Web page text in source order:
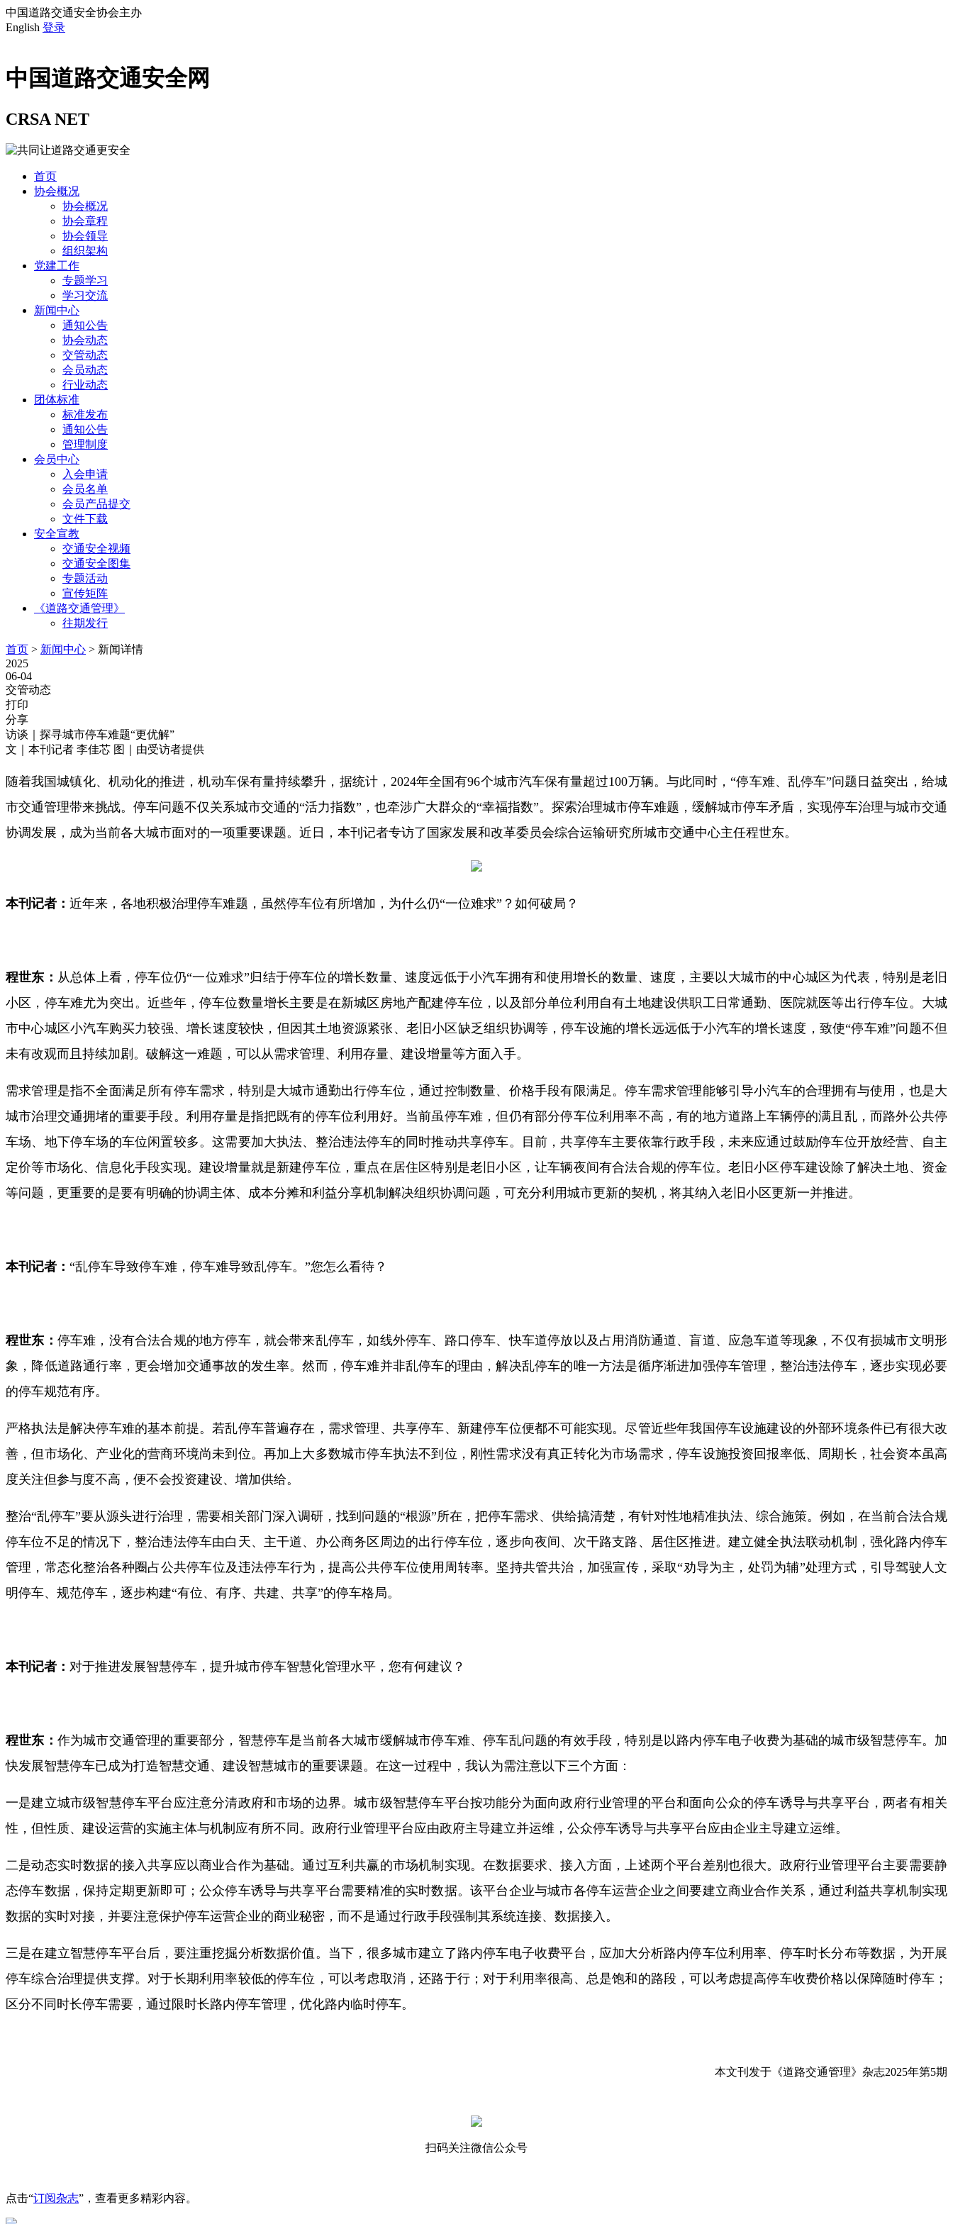
中国道路交通安全协会主办
English 登录
中国道路交通安全网
CRSA NET
首页
协会概况
协会概况
协会章程
协会领导
组织架构
党建工作
专题学习
学习交流
新闻中心
通知公告
协会动态
交管动态
会员动态
行业动态
团体标准
标准发布
通知公告
管理制度
会员中心
入会申请
会员名单
会员产品提交
文件下载
安全宣教
交通安全视频
交通安全图集
专题活动
宣传矩阵
《道路交通管理》
往期发行
首页 > 新闻中心 > 新闻详情
2025
06-04
交管动态
打印
分享
访谈｜探寻城市停车难题“更优解”
文｜本刊记者 李佳芯 图｜由受访者提供
随着我国城镇化、机动化的推进，机动车保有量持续攀升，据统计，2024年全国有96个城市汽车保有量超过100万辆。与此同时，“停车难、乱停车”问题日益突出，给城
市交通管理带来挑战。停车问题不仅关系城市交通的“活力指数”，也牵涉广大群众的“幸福指数”。探索治理城市停车难题，缓解城市停车矛盾，实现停车治理与城市交通
协调发展，成为当前各大城市面对的一项重要课题。近日，本刊记者专访了国家发展和改革委员会综合运输研究所城市交通中心主任程世东。
本刊记者： 近年来，各地积极治理停车难题，虽然停车位有所增加，为什么仍“一位难求”？如何破局？
程世东： 从总体上看，停车位仍“一位难求”归结于停车位的增长数量、速度远低于小汽车拥有和使用增长的数量、速度，主要以大城市的中心城区为代表，特别是老旧
小区，停车难尤为突出。近些年，停车位数量增长主要是在新城区房地产配建停车位，以及部分单位利用自有土地建设供职工日常通勤、医院就医等出行停车位。大城
市中心城区小汽车购买力较强、增长速度较快，但因其土地资源紧张、老旧小区缺乏组织协调等，停车设施的增长远远低于小汽车的增长速度，致使“停车难”问题不但
未有改观而且持续加剧。破解这一难题，可以从需求管理、利用存量、建设增量等方面入手。
需求管理是指不全面满足所有停车需求，特别是大城市通勤出行停车位，通过控制数量、价格手段有限满足。停车需求管理能够引导小汽车的合理拥有与使用，也是大
城市治理交通拥堵的重要手段。利用存量是指把既有的停车位利用好。当前虽停车难，但仍有部分停车位利用率不高，有的地方道路上车辆停的满且乱，而路外公共停
车场、地下停车场的车位闲置较多。这需要加大执法、整治违法停车的同时推动共享停车。目前，共享停车主要依靠行政手段，未来应通过鼓励停车位开放经营、自主
定价等市场化、信息化手段实现。建设增量就是新建停车位，重点在居住区特别是老旧小区，让车辆夜间有合法合规的停车位。老旧小区停车建设除了解决土地、资金
等问题，更重要的是要有明确的协调主体、成本分摊和利益分享机制解决组织协调问题，可充分利用城市更新的契机，将其纳入老旧小区更新一并推进。
本刊记者： “乱停车导致停车难，停车难导致乱停车。”您怎么看待？
程世东： 停车难，没有合法合规的地方停车，就会带来乱停车，如线外停车、路口停车、快车道停放以及占用消防通道、盲道、应急车道等现象，不仅有损城市文明形
象，降低道路通行率，更会增加交通事故的发生率。然而，停车难并非乱停车的理由，解决乱停车的唯一方法是循序渐进加强停车管理，整治违法停车，逐步实现必要
的停车规范有序。
严格执法是解决停车难的基本前提。若乱停车普遍存在，需求管理、共享停车、新建停车位便都不可能实现。尽管近些年我国停车设施建设的外部环境条件已有很大改
善，但市场化、产业化的营商环境尚未到位。再加上大多数城市停车执法不到位，刚性需求没有真正转化为市场需求，停车设施投资回报率低、周期长，社会资本虽高
度关注但参与度不高，便不会投资建设、增加供给。
整治“乱停车”要从源头进行治理，需要相关部门深入调研，找到问题的“根源”所在，把停车需求、供给搞清楚，有针对性地精准执法、综合施策。例如，在当前合法合规
停车位不足的情况下，整治违法停车由白天、主干道、办公商务区周边的出行停车位，逐步向夜间、次干路支路、居住区推进。建立健全执法联动机制，强化路内停车
管理，常态化整治各种圈占公共停车位及违法停车行为，提高公共停车位使用周转率。坚持共管共治，加强宣传，采取“劝导为主，处罚为辅”处理方式，引导驾驶人文
明停车、规范停车，逐步构建“有位、有序、共建、共享”的停车格局。
本刊记者： 对于推进发展智慧停车，提升城市停车智慧化管理水平，您有何建议？
程世东： 作为城市交通管理的重要部分，智慧停车是当前各大城市缓解城市停车难、停车乱问题的有效手段，特别是以路内停车电子收费为基础的城市级智慧停车。加
快发展智慧停车已成为打造智慧交通、建设智慧城市的重要课题。在这一过程中，我认为需注意以下三个方面：
一是建立城市级智慧停车平台应注意分清政府和市场的边界。城市级智慧停车平台按功能分为面向政府行业管理的平台和面向公众的停车诱导与共享平台，两者有相关
性，但性质、建设运营的实施主体与机制应有所不同。政府行业管理平台应由政府主导建立并运维，公众停车诱导与共享平台应由企业主导建立运维。
二是动态实时数据的接入共享应以商业合作为基础。通过互利共赢的市场机制实现。在数据要求、接入方面，上述两个平台差别也很大。政府行业管理平台主要需要静
态停车数据，保持定期更新即可；公众停车诱导与共享平台需要精准的实时数据。该平台企业与城市各停车运营企业之间要建立商业合作关系，通过利益共享机制实现
数据的实时对接，并要注意保护停车运营企业的商业秘密，而不是通过行政手段强制其系统连接、数据接入。
三是在建立智慧停车平台后，要注重挖掘分析数据价值。当下，很多城市建立了路内停车电子收费平台，应加大分析路内停车位利用率、停车时长分布等数据，为开展
停车综合治理提供支撑。对于长期利用率较低的停车位，可以考虑取消，还路于行；对于利用率很高、总是饱和的路段，可以考虑提高停车收费价格以保障随时停车；
区分不同时长停车需要，通过限时长路内停车管理，优化路内临时停车。
本文刊发于《道路交通管理》杂志2025年第5期
扫码关注微信公众号
点击“订阅杂志”，查看更多精彩内容。